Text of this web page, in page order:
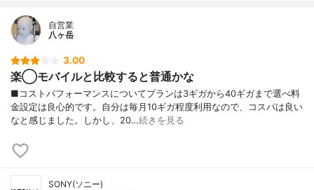
自営業
八ヶ岳
3.00
楽◯モバイルと比較すると普通かな
■コストパフォーマンスについてプランは3ギガから40ギガまで選べ料
金設定は良心的です。自分は毎月10ギガ程度利用なので、コスパは良い
なと感じました。しかし、20…続きを見る
SONY(ソニー)